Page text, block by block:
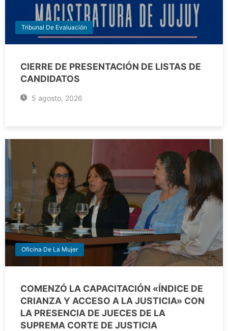
Tribunal De Evaluación
CIERRE DE PRESENTACIÓN DE LISTAS DE
CANDIDATOS
5 agosto, 2026
Oficina De La Mujer
COMENZÓ LA CAPACITACIÓN «ÍNDICE DE
CRIANZA Y ACCESO A LA JUSTICIA» CON
LA PRESENCIA DE JUECES DE LA
SUPREMA CORTE DE JUSTICIA